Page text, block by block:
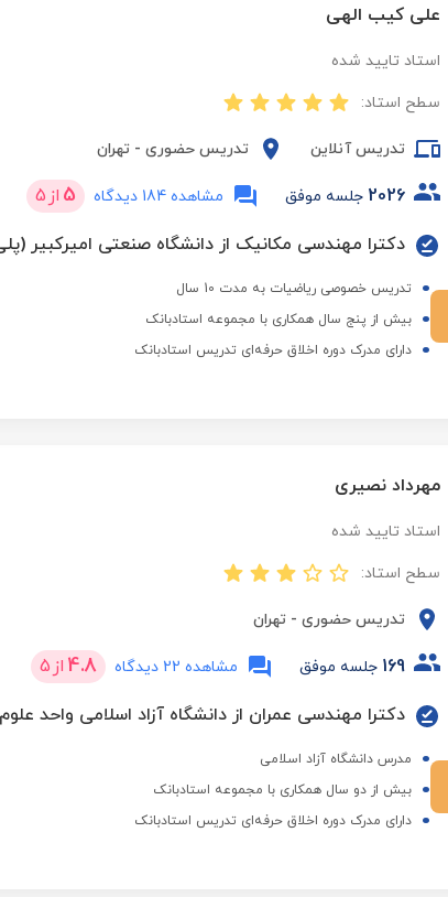
علی کیب الهی
استاد تایید شده
سطح استاد:
تدریس آنلاین تدریس حضوری - تهران
2026 جلسه موفق مشاهده 184 دیدگاه 5 از 5
تدریس خصوصی ریاضیات به مدت 10 سال
بیش از پنج سال همکاری با مجموعه استادبانک
دارای مدرک دوره اخلاق حرفه‌ای تدریس استادبانک
مهرداد نصیری
استاد تایید شده
سطح استاد:
تدریس حضوری - تهران
169 جلسه موفق مشاهده 22 دیدگاه 4.8 از 5
مدرس دانشگاه آزاد اسلامی
بیش از دو سال همکاری با مجموعه استادبانک
دارای مدرک دوره اخلاق حرفه‌ای تدریس استادبانک